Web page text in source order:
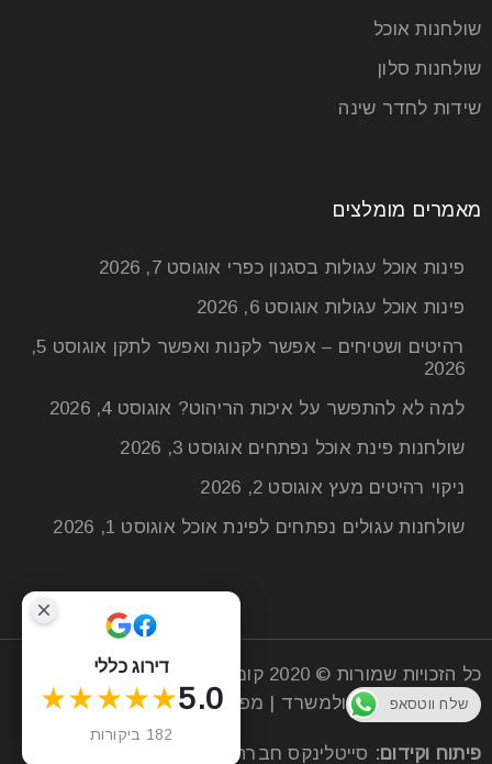
שולחנות אוכל
שולחנות סלון
שידות לחדר שינה
מאמרים מומלצים
פינות אוכל עגולות בסגנון כפרי אוגוסט 7, 2026
פינות אוכל עגולות אוגוסט 6, 2026
רהיטים ושטיחים – אפשר לקנות ואפשר לתקן
אוגוסט 5,
2026
למה לא להתפשר על איכות הריהוט? אוגוסט 4, 2026
שולחנות פינת אוכל נפתחים אוגוסט 3, 2026
ניקוי רהיטים מעץ אוגוסט 2, 2026
שולחנות עגולים נפתחים לפינת אוכל אוגוסט 1, 2026
כל הזכויות שמורות © 2020 קומפי רהיטים | חנות רהיטים
מעץ לסלון הבית ולמשרד | מפת אתר
פיתוח וקידום: סייטלינקס חברה לקידום אתרים
דירוג כללי
5.0
★★★★★
182 ביקורות
שלח ווטסאפ